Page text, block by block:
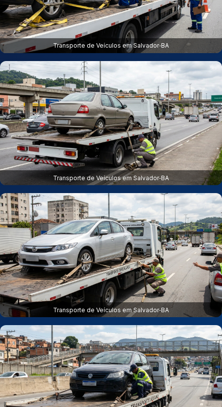
Transporte de Veículos em Salvador‑BA
Transporte de Veículos em Salvador‑BA
Transporte de Veículos em Salvador‑BA